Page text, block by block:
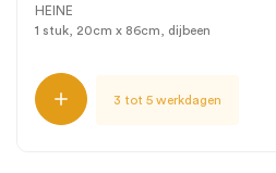
HEINE
1 stuk, 20cm x 86cm, dijbeen
3 tot 5 werkdagen